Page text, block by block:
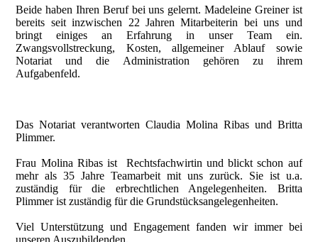
Beide haben Ihren Beruf bei uns gelernt. Madeleine Greiner ist
bereits seit inzwischen 22 Jahren Mitarbeiterin bei uns und
bringt einiges an Erfahrung in unser Team ein.
Zwangsvollstreckung, Kosten, allgemeiner Ablauf sowie
Notariat und die Administration gehören zu ihrem
Aufgabenfeld.
Das Notariat verantworten Claudia Molina Ribas und Britta
Plimmer.
Frau Molina Ribas ist Rechtsfachwirtin und blickt schon auf
mehr als 35 Jahre Teamarbeit mit uns zurück. Sie ist u.a.
zuständig für die erbrechtlichen Angelegenheiten. Britta
Plimmer ist zuständig für die Grundstücksangelegenheiten.
Viel Unterstützung und Engagement fanden wir immer bei
unseren Auszubildenden.